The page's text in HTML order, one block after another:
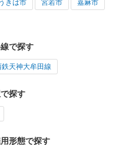
うきは市 宮若市 嘉麻市
で探す
鉄天神大牟田線
探す
形態で探す